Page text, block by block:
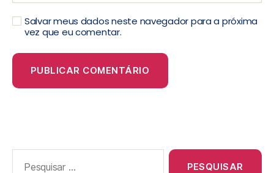
Salvar meus dados neste navegador para a próxima
vez que eu comentar.